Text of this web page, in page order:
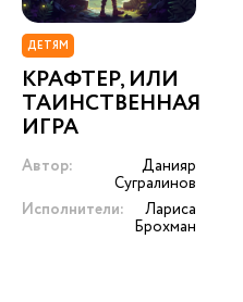
ДЕТЯМ
КРАФТЕР, ИЛИ
ТАИНСТВЕННАЯ
ИГРА
Автор:
Данияр
Сугралинов
Исполнители:
Лариса
Брохман